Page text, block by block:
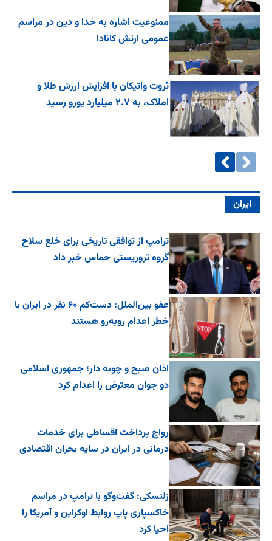
ممنوعیت اشاره به خدا و دین در مراسم
عمومی ارتش کانادا
ثروت واتیکان با افزایش ارزش طلا و
املاک، به ۲.۷ میلیارد یورو رسید
ایران
ترامپ از توافقی تاریخی برای خلع ‌سلاح
گروه تروریستی حماس خبر داد
عفو بین‌الملل: دست‌کم ۶۰ نفر در ایران با
خطر اعدام روبه‌رو هستند
اذان صبح و چوبه دار؛ جمهوری اسلامی
دو جوان معترض را اعدام کرد
رواج پرداخت اقساطی برای خدمات
درمانی در ایران در سایه بحران اقتصادی
زلنسکی: گفت‌وگو با ترامپ در مراسم
خاکسپاری پاپ روابط اوکراین و آمریکا را
احیا کرد